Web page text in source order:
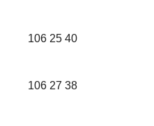
106 25 40
106 27 38